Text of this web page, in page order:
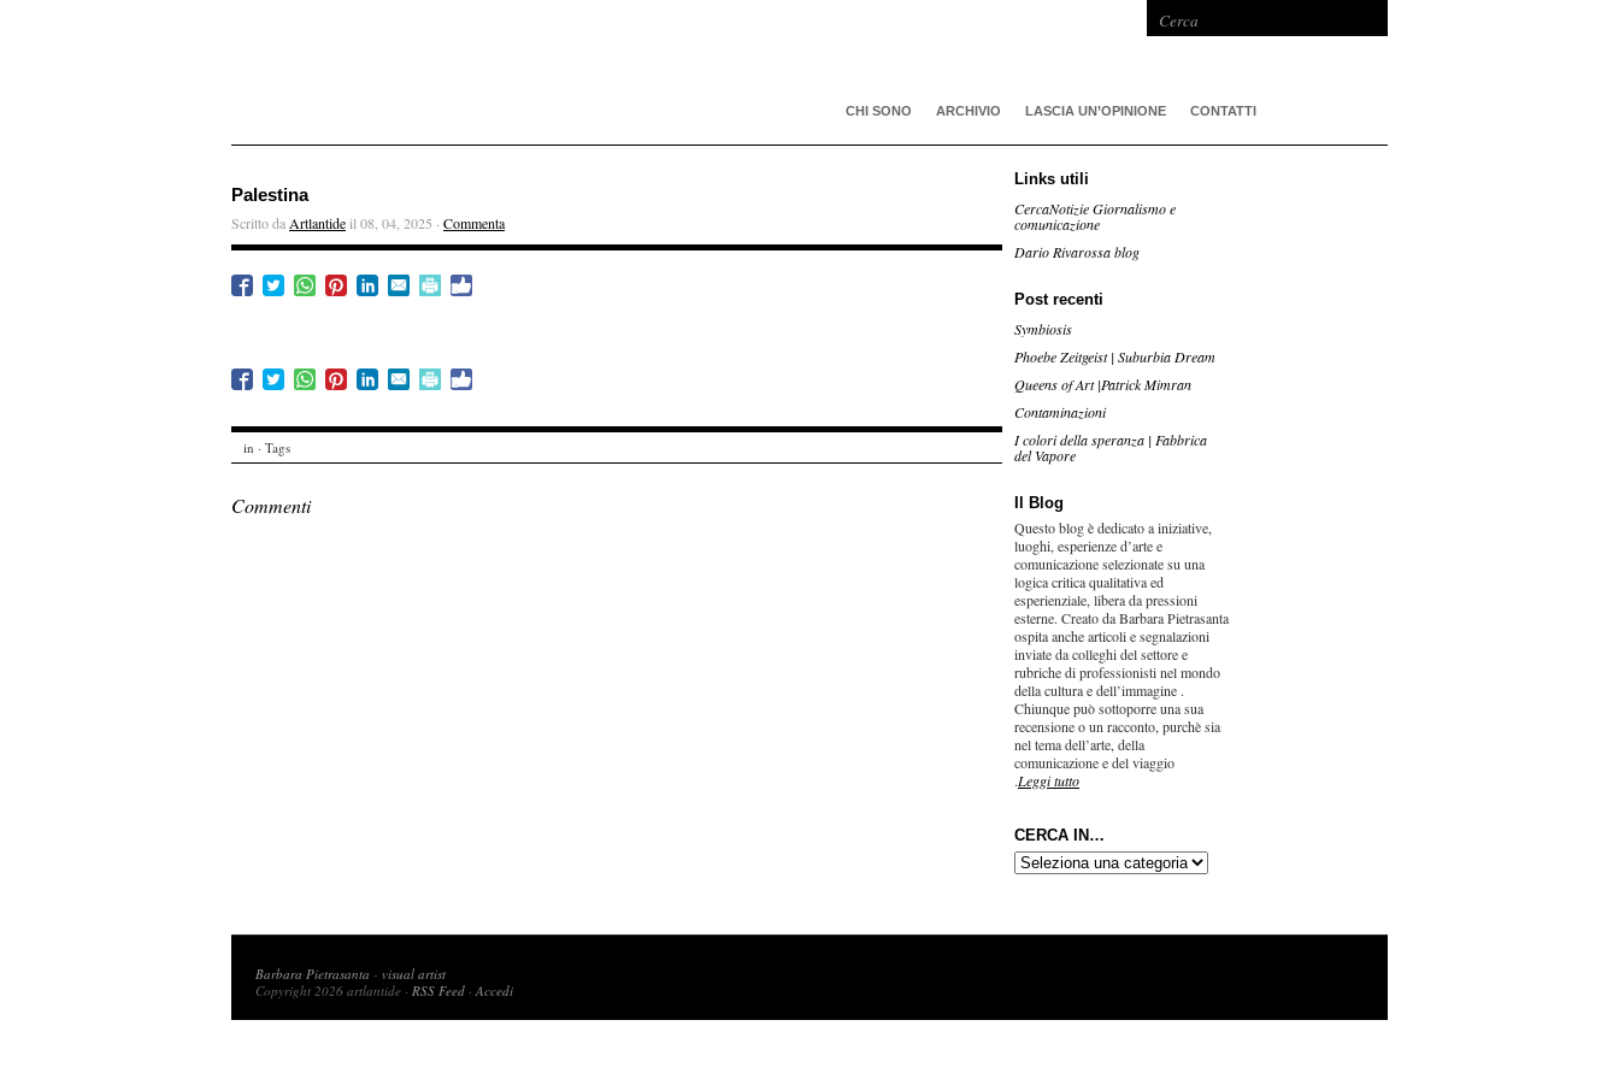
CHI SONO ARCHIVIO LASCIA UN’OPINIONE CONTATTI
Palestina
Scritto da Artlantideil 08, 04, 2025 · Commenta
in · Tags
Commenti
Links utili
CercaNotizie Giornalismo e
comunicazione
Dario Rivarossa blog
Post recenti
Symbiosis
Phoebe Zeitgeist | Suburbia Dream
Queens of Art |Patrick Mimran
Contaminazioni
I colori della speranza | Fabbrica
del Vapore
Il Blog
Questo blog è dedicato a iniziative,
luoghi, esperienze d’arte e
comunicazione selezionate su una
logica critica qualitativa ed
esperienziale, libera da pressioni
esterne. Creato da Barbara Pietrasanta
ospita anche articoli e segnalazioni
inviate da colleghi del settore e
rubriche di professionisti nel mondo
della cultura e dell’immagine .
Chiunque può sottoporre una sua
recensione o un racconto, purchè sia
nel tema dell’arte, della
comunicazione e del viaggio
.Leggi tutto
CERCA IN…
CERCA
IN…
Barbara Pietrasanta - visual artist
Copyright 2026 artlantide · RSS Feed ·Accedi